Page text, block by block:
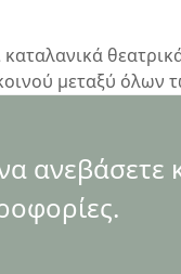
μεταξύ